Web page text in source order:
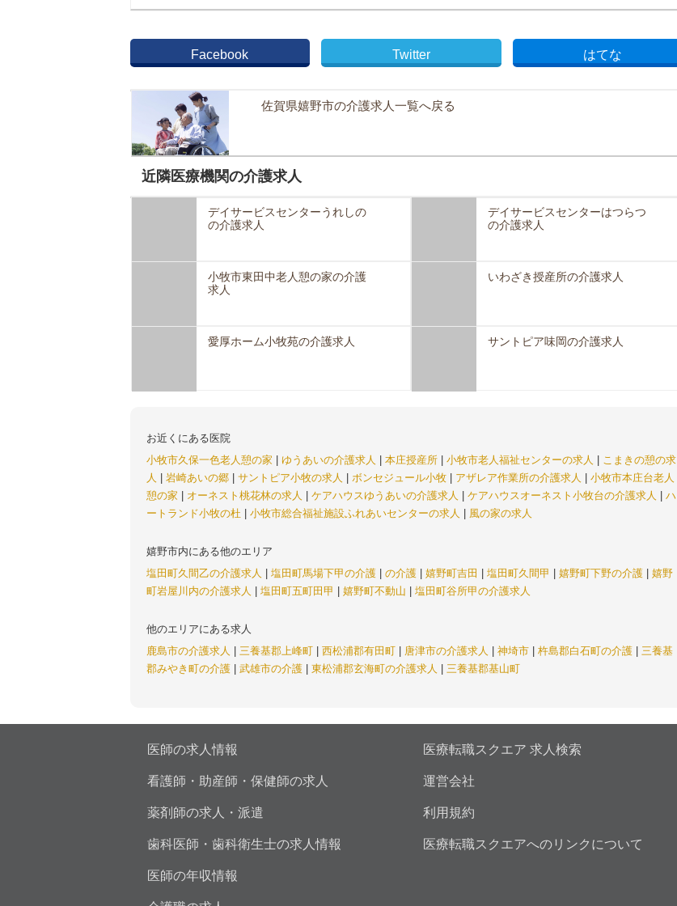
Facebook Twitter はてな
佐賀県嬉野市の介護求人一覧へ戻る
近隣医療機関の介護求人
デイサービスセンターうれしの
の介護求人
デイサービスセンターはつらつ
の介護求人
小牧市東田中老人憩の家の介護
求人
いわざき授産所の介護求人
愛厚ホーム小牧苑の介護求人 サントピア味岡の介護求人
お近くにある医院
小牧市久保一色老人憩の家
ゆうあいの介護求人 本庄授産所 小牧市老人福祉センターの求人
こまきの憩の求
人
岩崎あいの郷 サントピア小牧の求人 ボンセジュール小牧 アザレア作業所の介護求人
小牧市本庄台老人
憩の家
オーネスト桃花林の求人 ケアハウスゆうあいの介護求人 ケアハウスオーネスト小牧台の介護求人
ハ
ートランド小牧の杜
小牧市総合福祉施設ふれあいセンターの求人 風の家の求人
嬉野市内にある他のエリア
塩田町久間乙の介護求人
塩田町馬場下甲の介護 の介護 嬉野町吉田 塩田町久間甲 嬉野町下野の介護
嬉野
町岩屋川内の介護求人
塩田町五町田甲 嬉野町不動山 塩田町谷所甲の介護求人
他のエリアにある求人
鹿島市の介護求人
三養基郡上峰町 西松浦郡有田町 唐津市の介護求人 神埼市 杵島郡白石町の介護
三養基
郡みやき町の介護
武雄市の介護 東松浦郡玄海町の介護求人 三養基郡基山町
医師の求人情報
看護師・助産師・保健師の求人
薬剤師の求人・派遣
歯科医師・歯科衛生士の求人情報
医師の年収情報
医療転職スクエア 求人検索
運営会社
利用規約
医療転職スクエアへのリンクについて